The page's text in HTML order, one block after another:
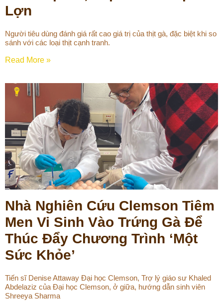
Lợn
Người tiêu dùng đánh giá rất cao giá trị của thịt gà, đặc biệt khi so
sánh với các loại thịt cạnh tranh.
Read More »
Nhà Nghiên Cứu Clemson Tiêm
Men Vi Sinh Vào Trứng Gà Để
Thúc Đẩy Chương Trình ‘Một
Sức Khỏe’
Tiến sĩ Denise Attaway Đại học Clemson, Trợ lý giáo sư Khaled
Abdelaziz của Đại học Clemson, ở giữa, hướng dẫn sinh viên
Shreeya Sharma